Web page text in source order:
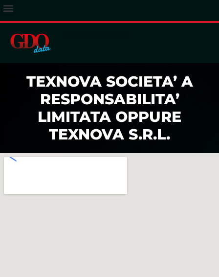
TEXNOVA SOCIETA’ A
RESPONSABILITA’
LIMITATA OPPURE
TEXNOVA S.R.L.